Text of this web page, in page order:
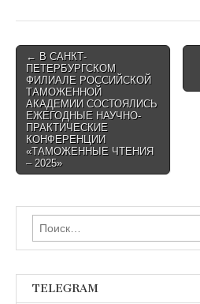
Post
navigation
← В САНКТ-
ПЕТЕРБУРГСКОМ
ФИЛИАЛЕ РОССИЙСКОЙ
ТАМОЖЕННОЙ
АКАДЕМИИ СОСТОЯЛИСЬ
ЕЖЕГОДНЫЕ НАУЧНО-
ПРАКТИЧЕСКИЕ
КОНФЕРЕНЦИИ
«ТАМОЖЕННЫЕ ЧТЕНИЯ
– 2025»
Найти:
TELEGRAM